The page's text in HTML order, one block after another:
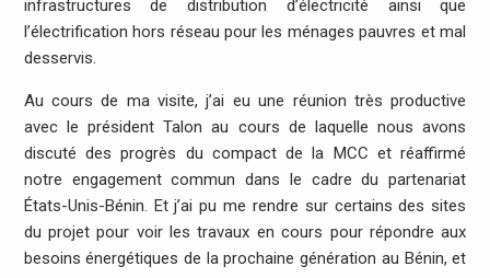
infrastructures de distribution d’électricité ainsi que
l’électrification hors réseau pour les ménages pauvres et mal
desservis.
Au cours de ma visite, j’ai eu une réunion très productive
avec le président Talon au cours de laquelle nous avons
discuté des progrès du compact de la MCC et réaffirmé
notre engagement commun dans le cadre du partenariat
États-Unis-Bénin. Et j’ai pu me rendre sur certains des sites
du projet pour voir les travaux en cours pour répondre aux
besoins énergétiques de la prochaine génération au Bénin, et